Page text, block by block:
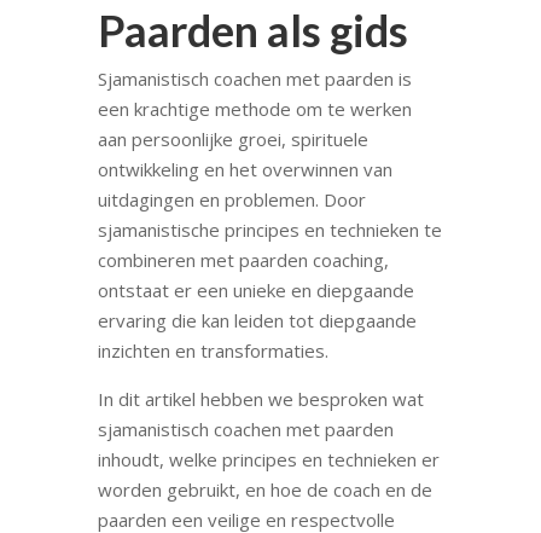
Paarden als gids
Sjamanistisch coachen met paarden is
een krachtige methode om te werken
aan persoonlijke groei, spirituele
ontwikkeling en het overwinnen van
uitdagingen en problemen. Door
sjamanistische principes en technieken te
combineren met paarden coaching,
ontstaat er een unieke en diepgaande
ervaring die kan leiden tot diepgaande
inzichten en transformaties.
In dit artikel hebben we besproken wat
sjamanistisch coachen met paarden
inhoudt, welke principes en technieken er
worden gebruikt, en hoe de coach en de
paarden een veilige en respectvolle